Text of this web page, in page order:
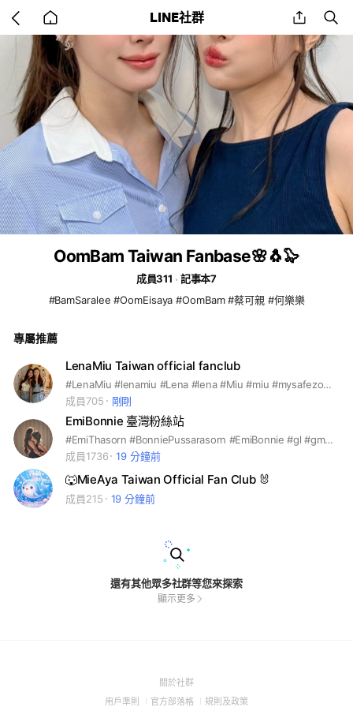
back
to
home
LINE社群 share
OomBam Taiwan Fanbase🌸🐧🦭
成員311
記事本7
#BamSaralee #OomEisaya #OomBam #蔡可親 #何樂樂
專屬推薦
LenaMiu Taiwan official fanclub
#LenaMiu #lenamiu #Lena #lena #Miu #miu #mysafezone #MySafeZone
成員705
剛剛
EmiBonnie 臺灣粉絲站
#EmiThasorn #BonniePussarasorn #EmiBonnie #gl #gmmtv #泰圈 #泰百 #ustheseries #moonshadowseries
成員1736
19 分鐘前
🐺MieAya Taiwan Official Fan Club 🐰
成員215 19 分鐘前
還有其他眾多社群等您來探索
顯示更多
關於社群(Open
用戶準則 (Open
官方部落格 (Open
規則及政策(Open